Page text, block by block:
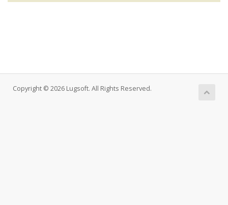
Copyright © 2026 Lugsoft. All Rights Reserved.